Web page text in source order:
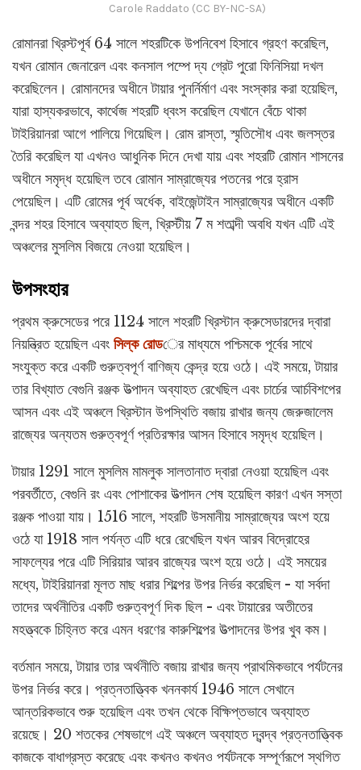
Carole Raddato (CC BY-NC-SA)
রোমানরা খ্রিস্টপূর্ব 64 সালে শহরটিকে উপনিবেশ হিসাবে গ্রহণ করেছিল,
যখন রোমান জেনারেল এবং কনসাল পম্পে দ্য গ্রেট পুরো ফিনিসিয়া দখল
করেছিলেন। রোমানদের অধীনে টায়ার পুনর্নির্মাণ এবং সংস্কার করা হয়েছিল,
যারা হাস্যকরভাবে, কার্থেজ শহরটি ধ্বংস করেছিল যেখানে বেঁচে থাকা
টাইরিয়ানরা আগে পালিয়ে গিয়েছিল। রোম রাস্তা, স্মৃতিসৌধ এবং জলস্তর
তৈরি করেছিল যা এখনও আধুনিক দিনে দেখা যায় এবং শহরটি রোমান শাসনের
অধীনে সমৃদ্ধ হয়েছিল তবে রোমান সাম্রাজ্যের পতনের পরে হ্রাস
পেয়েছিল। এটি রোমের পূর্ব অর্ধেক, বাইজেন্টাইন সাম্রাজ্যের অধীনে একটি
বন্দর শহর হিসাবে অব্যাহত ছিল, খ্রিস্টীয় 7 ম শতাব্দী অবধি যখন এটি এই
অঞ্চলের মুসলিম বিজয়ে নেওয়া হয়েছিল।
উপসংহার
প্রথম ক্রুসেডের পরে 1124 সালে শহরটি খ্রিস্টান ক্রুসেডারদের দ্বারা
নিয়ন্ত্রিত হয়েছিল এবং সিল্ক রোডের মাধ্যমে পশ্চিমকে পূর্বের সাথে
সংযুক্ত করে একটি গুরুত্বপূর্ণ বাণিজ্য কেন্দ্র হয়ে ওঠে। এই সময়ে, টায়ার
তার বিখ্যাত বেগুনি রঞ্জক উত্পাদন অব্যাহত রেখেছিল এবং চার্চের আর্চবিশপের
আসন এবং এই অঞ্চলে খ্রিস্টান উপস্থিতি বজায় রাখার জন্য জেরুজালেম
রাজ্যের অন্যতম গুরুত্বপূর্ণ প্রতিরক্ষার আসন হিসাবে সমৃদ্ধ হয়েছিল।
টায়ার 1291 সালে মুসলিম মামলুক সালতানাত দ্বারা নেওয়া হয়েছিল এবং
পরবর্তীতে, বেগুনি রং এবং পোশাকের উত্পাদন শেষ হয়েছিল কারণ এখন সস্তা
রঞ্জক পাওয়া যায়। 1516 সালে, শহরটি উসমানীয় সাম্রাজ্যের অংশ হয়ে
ওঠে যা 1918 সাল পর্যন্ত এটি ধরে রেখেছিল যখন আরব বিদ্রোহের
সাফল্যের পরে এটি সিরিয়ার আরব রাজ্যের অংশ হয়ে ওঠে। এই সময়ের
মধ্যে, টাইরিয়ানরা মূলত মাছ ধরার শিল্পের উপর নির্ভর করেছিল - যা সর্বদা
তাদের অর্থনীতির একটি গুরুত্বপূর্ণ দিক ছিল - এবং টায়ারের অতীতের
মহত্ত্বকে চিহ্নিত করে এমন ধরণের কারুশিল্পের উত্পাদনের উপর খুব কম।
বর্তমান সময়ে, টায়ার তার অর্থনীতি বজায় রাখার জন্য প্রাথমিকভাবে পর্যটনের
উপর নির্ভর করে। প্রত্নতাত্ত্বিক খননকার্য 1946 সালে সেখানে
আন্তরিকভাবে শুরু হয়েছিল এবং তখন থেকে বিক্ষিপ্তভাবে অব্যাহত
রয়েছে। 20 শতকের শেষভাগে এই অঞ্চলে অব্যাহত দ্বন্দ্ব প্রত্নতাত্ত্বিক
কাজকে বাধাগ্রস্ত করেছে এবং কখনও কখনও পর্যটনকে সম্পূর্ণরূপে স্থগিত